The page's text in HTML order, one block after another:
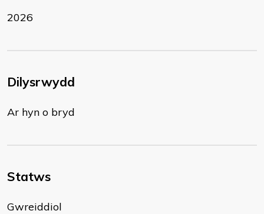
2026
Dilysrwydd
Ar hyn o bryd
Statws
Gwreiddiol